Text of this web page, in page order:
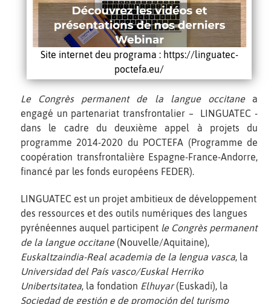
Site internet deu programa : https://linguatec-
poctefa.eu/
Le Congrès permanent de la langue occitanea
engagé un partenariat transfrontalier – LINGUATEC -
dans le cadre du deuxième appel à projets du
programme 2014-2020 du POCTEFA (Programme de
coopération transfrontalière Espagne-France-Andorre,
financé par les fonds européens FEDER).
LINGUATEC est un projet ambitieux de développement
des ressources et des outils numériques des langues
pyrénéennes auquel participent le Congrès permanent
de la langue occitane(Nouvelle/Aquitaine),
Euskaltzaindia-Real academia de la lengua vasca, la
Universidad del País vasco/Euskal Herriko
Unibertsitatea, la fondation Elhuyar(Euskadi), la
Sociedad de gestión e de promoción del turismo